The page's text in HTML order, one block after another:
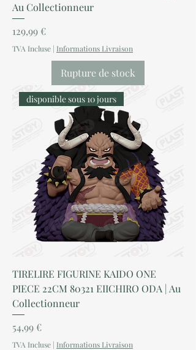
Au Collectionneur
Prix
129,99 €
TVA Incluse | Informations Livraison
Rupture de stock
disponible sous 10 jours
TIRELIRE FIGURINE KAIDO ONE
PIECE 22CM 80321 EIICHIRO ODA | Au
Collectionneur
Prix
54,99 €
TVA Incluse | Informations Livraison